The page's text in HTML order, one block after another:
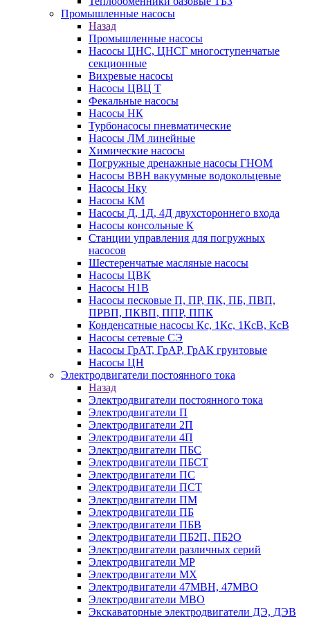
Промышленные насосы
Назад
Промышленные насосы
Насосы ЦНС, ЦНСГ многоступенчатые
секционные
Вихревые насосы
Насосы ЦВЦ Т
Фекальные насосы
Насосы НК
Турбонасосы пневматические
Насосы ЛМ линейные
Химические насосы
Погружные дренажные насосы ГНОМ
Насосы ВВН вакуумные водокольцевые
Насосы Нку
Насосы КМ
Насосы Д, 1Д, 4Д двухстороннего входа
Насосы консольные К
Станции управления для погружных
насосов
Шестеренчатые масляные насосы
Насосы ЦВК
Насосы Н1В
Насосы песковые П, ПР, ПК, ПБ, ПВП,
ПРВП, ПКВП, ППР, ППК
Конденсатные насосы Кс, 1Кс, 1КсВ, КсВ
Насосы сетевые СЭ
Насосы ГрАТ, ГрАР, ГрАК грунтовые
Насосы ЦН
Электродвигатели постоянного тока
Назад
Электродвигатели постоянного тока
Электродвигатели П
Электродвигатели 2П
Электродвигатели 4П
Электродвигатели ПБС
Электродвигатели ПБСТ
Электродвигатели ПС
Электродвигатели ПСТ
Электродвигатели ПМ
Электродвигатели ПБ
Электродвигатели ПБВ
Электродвигатели ПБ2П, ПБ2О
Электродвигатели различных серий
Электродвигатели МР
Электродвигатели MX
Электродвигатели 47MBH, 47МВО
Электродвигатели MBO
Экскаваторные электродвигатели ДЭ, ДЭВ